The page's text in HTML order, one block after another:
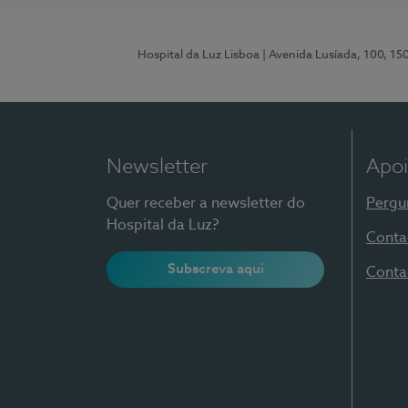
Hospital da Luz Lisboa | Avenida Lusíada, 100,
Newsletter
Quer receber a newsletter do
Hospital da Luz?
Subscreva aqui